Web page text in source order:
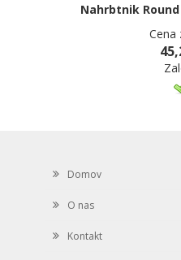
Nahrbtnik
Cena
Domov
O nas
Kontakt